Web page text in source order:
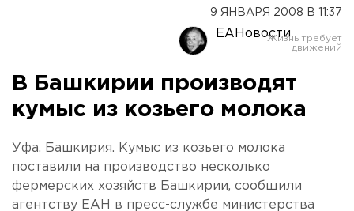
Оренбург
9 ЯНВАРЯ 2008 В 11:37
ЕАНовости
В Башкирии производят
кумыс из козьего молока
Уфа, Башкирия. Кумыс из козьего молока
поставили на производство несколько
фермерских хозяйств Башкирии, сообщили
агентству ЕАН в пресс-службе министерства